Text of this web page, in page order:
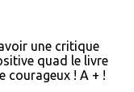
une critique
quad le livre
courageux ! A + !